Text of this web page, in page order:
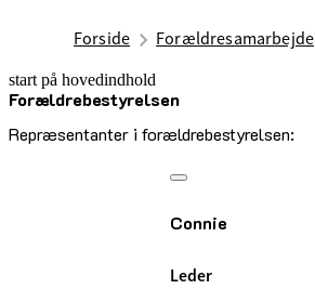
Forside Forældresamarbejde
start på hovedindhold
Forældrebestyrelsen
Repræsentanter i forældrebestyrelsen:
senest opdateret 7. maj 2026
Connie
Leder